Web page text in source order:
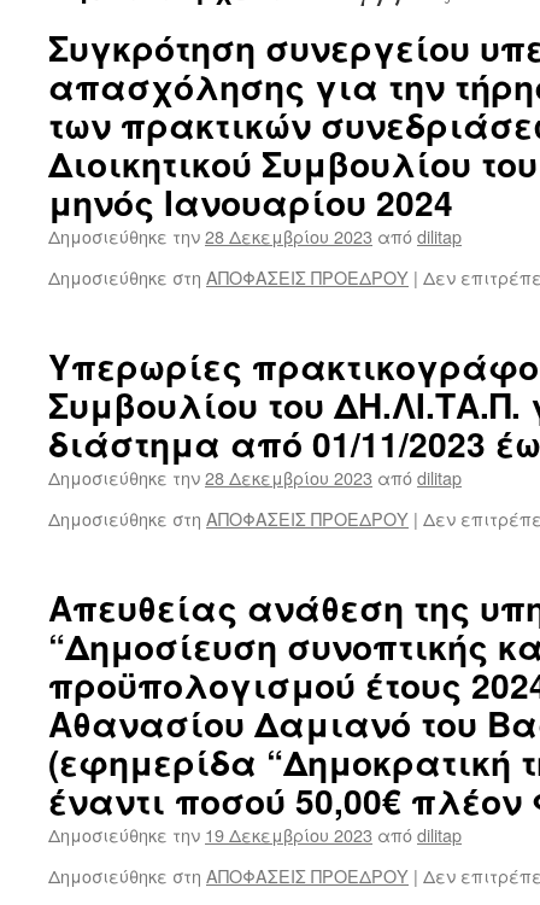
Συγκρότηση συνεργείου
απασχόλησης για την
των πρακτικών
Διοικητικού Συμβουλίου
μηνός Ιανουαρίου 2024
Δημοσιεύθηκε την28 Δεκεμβρίου 2023 απόdilitap
Δημοσιεύθηκε στη ΑΠΟΦΑΣΕΙΣ ΠΡΟΕΔΡΟΥ | Δεν
Υπερωρίες
Συμβουλίου του ΔΗ.ΛΙ.ΤΑ.Π.
διάστημα από 01/11/2023
Δημοσιεύθηκε την28 Δεκεμβρίου 2023 απόdilitap
Δημοσιεύθηκε στη ΑΠΟΦΑΣΕΙΣ ΠΡΟΕΔΡΟΥ | Δεν
Απευθείας ανάθεση της
“Δημοσίευση συνοπτικής
προϋπολογισμού έτους
Αθανασίου Δαμιανό του
(εφημερίδα “Δημοκρατική
έναντι ποσού 50,00€ πλέον
Δημοσιεύθηκε την 19 Δεκεμβρίου 2023 απόdilitap
Δημοσιεύθηκε στη ΑΠΟΦΑΣΕΙΣ ΠΡΟΕΔΡΟΥ | Δεν